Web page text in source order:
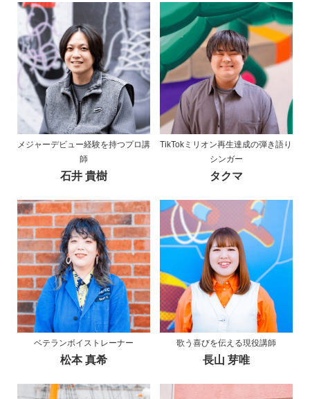
メジャーデビュー経験を持つプロ講
師
石井 貴樹
TikTokミリオン再生達成の弾き語り
シンガー
タクマ
ベテランボイストレーナー
松本 真希
歌う喜びを伝える現役講師
長山 芽唯